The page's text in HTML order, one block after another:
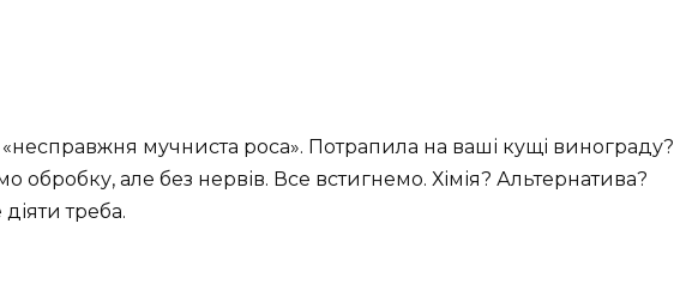
«несправжня мучниста роса». Потрапила на ваші кущі винограду?
але без нервів. Все встигнемо. Хімія? Альтернатива?
треба.